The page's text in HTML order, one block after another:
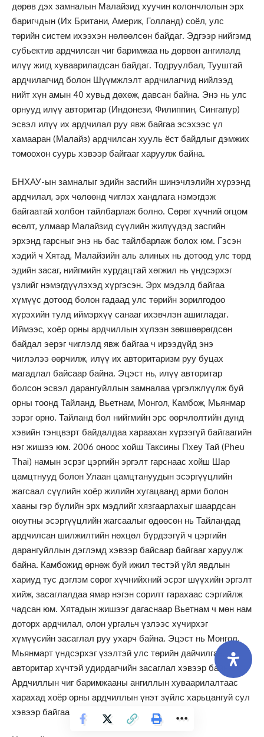
дөрөв дэх замналын Малайзид хуучин колончлолын эрх
баригчдын (Их Британи, Америк, Голланд) соёл, улс
төрийн систем ихээхэн нөлөөлсөн байдаг. Эдгээр нийгэмд
субьектив ардчилсан чиг баримжаа нь дөрвөн ангилалд
илүү жигд хуваарилагдсан байдаг. Тодруулбал, Тууштай
ардчилагчид болон Шүүмжлэлт ардчилагчид нийлээд
нийт хүн амын 40 хувьд дөхөж, давсан байна. Энэ нь улс
орнууд илүү авторитар (Индонези, Филиппин, Сингапур)
эсвэл илүү их ардчилал руу явж байгаа эсэхээс үл
хамааран (Малайз) ардчилсан хууль ёст байдлыг дэмжих
томоохон суурь хэвээр байгааг харуулж байна.
БНХАУ-ын замналыг эдийн засгийн шинэчлэлийн хүрээнд
ардчилал, эрх чөлөөнд чиглэх хандлага нэмэгдэж
байгаатай холбон тайлбарлаж болно. Сөрөг хүчний огцом
өсөлт, улмаар Малайзид сүүлийн жилүүдэд засгийн
эрхэнд гарсныг энэ нь бас тайлбарлаж болох юм. Гэсэн
хэдий ч Хятад, Малайзийн аль алиных нь дотоод улс төрд
эдийн засаг, нийгмийн хурдацтай хөгжил нь үндсэрхэг
үзлийг нэмэгдүүлэхэд хүргэсэн. Эрх мэдэлд байгаа
хүмүүс дотоод болон гадаад улс төрийн зорилгодоо
хүрэхийн тулд иймэрхүү санааг ихэвчлэн ашигладаг.
Иймээс, хоёр орны ардчиллын хүлээн зөвшөөрөгдсөн
байдал эерэг чиглэлд явж байгаа ч ирээдүйд энэ
чиглэлээ өөрчилж, илүү их авторитаризм руу буцах
магадлал байсаар байна. Эцэст нь, илүү авторитар
болсон эсвэл дарангуйллын замналаа үргэлжлүүлж буй
орны тоонд Тайланд, Вьетнам, Монгол, Камбож, Мьянмар
зэрэг орно. Тайланд бол нийгмийн эрс өөрчлөлтийн дунд
хэвийн тэнцвэрт байдалдаа хараахан хүрээгүй байгаагийн
нэг жишээ юм. 2006 оноос хойш Таксины Пхеу Тай (Pheu
Thai) намын эсрэг цэргийн эргэлт гарснаас хойш Шар
цамцтнууд болон Улаан цамцтануудын эсэргүүцлийн
жагсаал сүүлийн хоёр жилийн хугацаанд арми болон
хааны гэр бүлийн эрх мэдлийг хязгаарлахыг шаардсан
оюутны эсэргүүцлийн жагсаалыг өдөөсөн нь Тайландад
ардчилсан шилжилтийн нөхцөл бүрдээгүй ч цэргийн
дарангуйллын дэглэмд хэвээр байсаар байгааг харуулж
байна. Камбожид өрнөж буй ижил төстэй үйл явдлын
хариуд тус дэглэм сөрөг хүчнийхний эсрэг шүүхийн эргэлт
хийж, засаглалдаа ямар нэгэн сорилт гарахаас сэргийлж
чадсан юм. Хятадын жишээг дагаснаар Вьетнам ч мөн нам
доторх ардчилал, олон ургальч үзлээс хүчирхэг
хүмүүсийн засаглал руу ухарч байна. Эцэст нь Монгол,
Мьянмарт үндсэрхэг үзэлтэй улс төрийн дайчилгаа,
авторитар хүчтэй удирдагчийн засаглал хэвээр байна.
Ардчиллын чиг баримжааны ангиллын хуваарилалтаас
харахад хоёр орны ардчиллын үнэт зүйлс харьцангуй сул
хэвээр байгааг олж болно.